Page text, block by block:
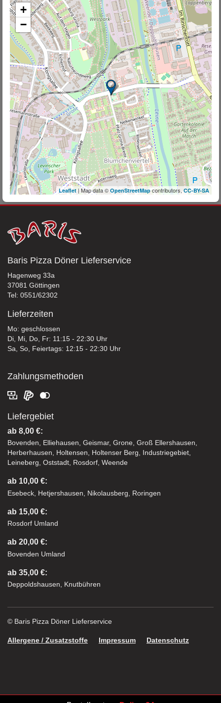
+
−
Leaflet| Map data © OpenStreetMapcontributors, CC-BY-SA
Baris Pizza Döner Lieferservice
Hagenweg 33a
37081 Göttingen
Tel: 0551/62302
Lieferzeiten
Mo: geschlossen
Di, Mi, Do, Fr: 11:15 - 22:30 Uhr
Sa, So, Feiertags: 12:15 - 22:30 Uhr
Zahlungsmethoden
Liefergebiet
ab 8,00 €:
Bovenden, Elliehausen, Geismar, Grone, Groß Ellershausen,
Herberhausen, Holtensen, Holtenser Berg, Industriegebiet,
Leineberg, Oststadt, Rosdorf, Weende
ab 10,00 €:
Esebeck, Hetjershausen, Nikolausberg, Roringen
ab 15,00 €:
Rosdorf Umland
ab 20,00 €:
Bovenden Umland
ab 35,00 €:
Deppoldshausen, Knutbühren
© Baris Pizza Döner Lieferservice
Allergene / Zusatzstoffe Impressum Datenschutz